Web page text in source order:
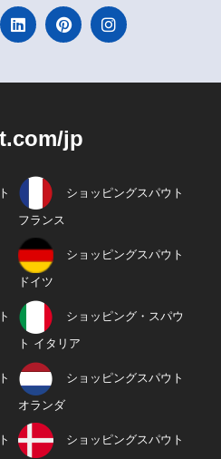
jp
ショッピングスパウト
フランス
ショッピングスパウト
ドイツ
ショッピング・スパウ
ト イタリア
ショッピングスパウト
オランダ
ショッピングスパウト